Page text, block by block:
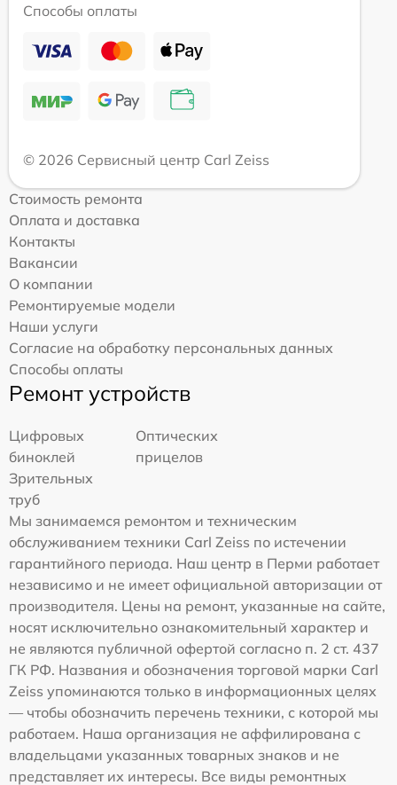
Способы оплаты
© 2026 Сервисный центр Carl Zeiss
Стоимость ремонта
Оплата и доставка
Контакты
Вакансии
О компании
Ремонтируемые модели
Наши услуги
Согласие на обработку персональных данных
Способы оплаты
Ремонт устройств
Цифровых
биноклей
Оптических
прицелов
Зрительных
труб
Мы занимаемся ремонтом и техническим
обслуживанием техники Carl Zeiss по истечении
гарантийного периода. Наш центр в Перми работает
независимо и не имеет официальной авторизации от
производителя. Цены на ремонт, указанные на сайте,
носят исключительно ознакомительный характер и
не являются публичной офертой согласно п. 2 ст. 437
ГК РФ. Названия и обозначения торговой марки Carl
Zeiss упоминаются только в информационных целях
— чтобы обозначить перечень техники, с которой мы
работаем. Наша организация не аффилирована с
владельцами указанных товарных знаков и не
представляет их интересы. Все виды ремонтных